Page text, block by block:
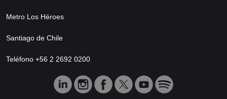
Metro Los Héroes
Santiago de Chile
Teléfono +56 2 2692 0200